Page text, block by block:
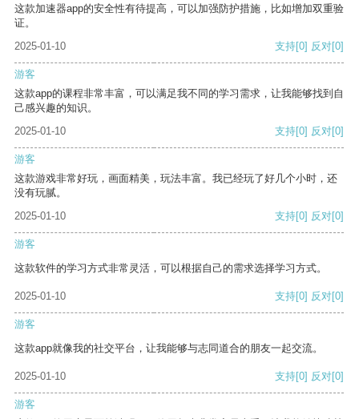
这款加速器app的安全性有待提高，可以加强防护措施，比如增加双重验
证。
2025-01-10
支持[0] 反对[0]
游客
这款app的课程非常丰富，可以满足我不同的学习需求，让我能够找到自
己感兴趣的知识。
2025-01-10
支持[0] 反对[0]
游客
这款游戏非常好玩，画面精美，玩法丰富。我已经玩了好几个小时，还
没有玩腻。
2025-01-10
支持[0] 反对[0]
游客
这款软件的学习方式非常灵活，可以根据自己的需求选择学习方式。
2025-01-10 支持[0] 反对[0]
游客
这款app就像我的社交平台，让我能够与志同道合的朋友一起交流。
2025-01-10 支持[0] 反对[0]
游客